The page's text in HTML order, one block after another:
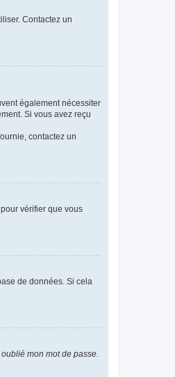
Contactez un
également nécessiter
Si vous avez reçu
contactez un
vérifier que vous
de données. Si cela
oublié mon mot de passe